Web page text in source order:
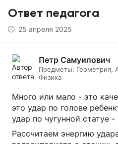
Ответ педагога
25 апреля 2025
Петр Самуилович
Предметы: Геометрия,
Физика
Много или мало - это
это удар по голове
удар по чугунной статуе
Рассчитаем энергию